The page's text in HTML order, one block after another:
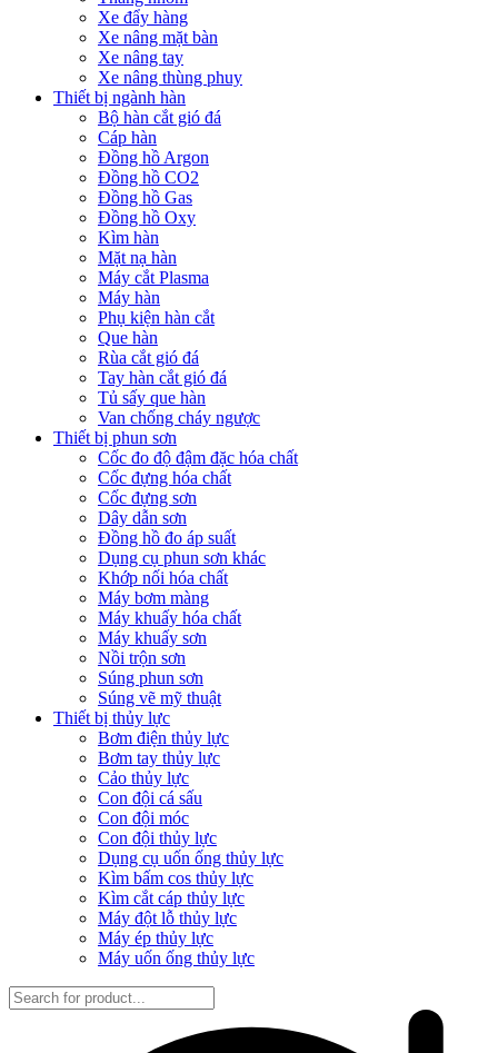
Xe đẩy hàng
Xe nâng mặt bàn
Xe nâng tay
Xe nâng thùng phuy
Thiết bị ngành hàn
Bộ hàn cắt gió đá
Cáp hàn
Đồng hồ Argon
Đồng hồ CO2
Đồng hồ Gas
Đồng hồ Oxy
Kìm hàn
Mặt nạ hàn
Máy cắt Plasma
Máy hàn
Phụ kiện hàn cắt
Que hàn
Rùa cắt gió đá
Tay hàn cắt gió đá
Tủ sấy que hàn
Van chống cháy ngược
Thiết bị phun sơn
Cốc đo độ đậm đặc hóa chất
Cốc đựng hóa chất
Cốc đựng sơn
Dây dẫn sơn
Đồng hồ đo áp suất
Dụng cụ phun sơn khác
Khớp nối hóa chất
Máy bơm màng
Máy khuấy hóa chất
Máy khuấy sơn
Nồi trộn sơn
Súng phun sơn
Súng vẽ mỹ thuật
Thiết bị thủy lực
Bơm điện thủy lực
Bơm tay thủy lực
Cảo thủy lực
Con đội cá sấu
Con đội móc
Con đội thủy lực
Dụng cụ uốn ống thủy lực
Kìm bấm cos thủy lực
Kìm cắt cáp thủy lực
Máy đột lỗ thủy lực
Máy ép thủy lực
Máy uốn ống thủy lực